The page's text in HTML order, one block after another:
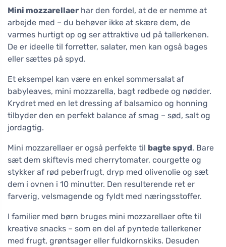
Mini mozzarellaer har den fordel, at de er nemme at
arbejde med – du behøver ikke at skære dem, de
varmes hurtigt op og ser attraktive ud på tallerkenen.
De er ideelle til forretter, salater, men kan også bages
eller sættes på spyd.
Et eksempel kan være en enkel sommersalat af
babyleaves, mini mozzarella, bagt rødbede og nødder.
Krydret med en let dressing af balsamico og honning
tilbyder den en perfekt balance af smag – sød, salt og
jordagtig.
Mini mozzarellaer er også perfekte til bagte spyd. Bare
sæt dem skiftevis med cherrytomater, courgette og
stykker af rød peberfrugt, dryp med olivenolie og sæt
dem i ovnen i 10 minutter. Den resulterende ret er
farverig, velsmagende og fyldt med næringsstoffer.
I familier med børn bruges mini mozzarellaer ofte til
kreative snacks – som en del af pyntede tallerkener
med frugt, grøntsager eller fuldkornskiks. Desuden